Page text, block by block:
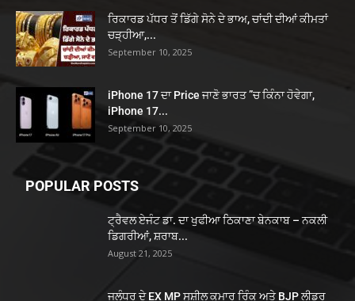
ਰਿਕਾਰਡ ਪੱਧਰ ਤੋਂ ਡਿੱਗੇ ਸੋਨੇ ਦੇ ਭਾਅ, ਚਾਂਦੀ ਦੀਆਂ ਕੀਮਤਾਂ
ਚੜ੍ਹੀਆ,...
September 10, 2025
iPhone 17 ਦਾ Price ਜਾਣੋ ਭਾਰਤ ”ਚ ਕਿੰਨਾ ਹੋਵੇਗਾ,
iPhone 17...
September 10, 2025
POPULAR POSTS
ਟ੍ਰੈਵਲ ਏਜੰਟ ਡਾ. ਦਾ ਖੁਫੀਆ ਠਿਕਾਣਾ ਬੇਨਕਾਬ – ਨਕਲੀ
ਡਿਗਰੀਆਂ, ਸ਼ਰਾਬ...
August 21, 2025
ਜਲੰਧਰ ਦੇ EX MP ਸੁਸ਼ੀਲ ਕੁਮਾਰ ਰਿੰਕੂ ਅਤੇ BJP ਲੀਡਰ